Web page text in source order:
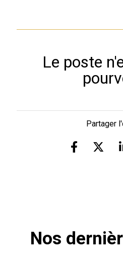
Le poste
Partager
Nos